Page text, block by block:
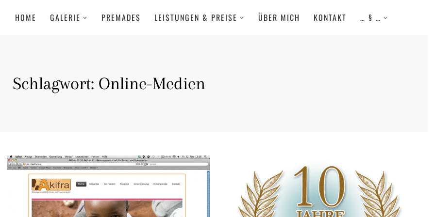
HOME GALERIE PREMADES LEISTUNGEN & PREISE ÜBER MICH KONTAKT … § …
Schlagwort: Online-Medien